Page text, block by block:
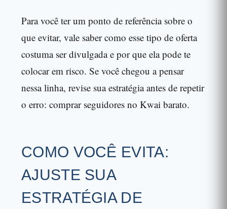
Para você ter um ponto de referência sobre o
que evitar, vale saber como esse tipo de oferta
costuma ser divulgada e por que ela pode te
colocar em risco. Se você chegou a pensar
nessa linha, revise sua estratégia antes de repetir
o erro: comprar seguidores no Kwai barato.
COMO VOCÊ EVITA:
AJUSTE SUA
ESTRATÉGIA DE